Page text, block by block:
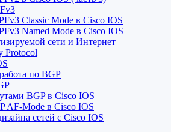
Classic Mode в Cisco IOS
Named Mode в Cisco IOS
сети и Интернет
Protocol
по BGP
BGP в Cisco IOS
AF-Mode в Cisco IOS
сетей c Cisco IOS